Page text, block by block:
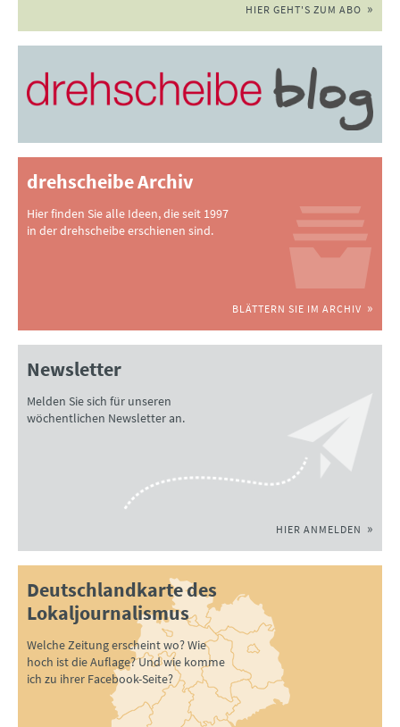
HIER GEHT'S ZUM ABO
drehscheibe Archiv
Hier finden Sie alle Ideen, die seit 1997
in der drehscheibe erschienen sind.
BLÄTTERN SIE IM ARCHIV
Newsletter
Melden Sie sich für unseren
wöchentlichen Newsletter an.
HIER ANMELDEN
Deutschlandkarte des
Lokaljournalismus
Welche Zeitung erscheint wo? Wie
hoch ist die Auflage? Und wie komme
ich zu ihrer Facebook-Seite?